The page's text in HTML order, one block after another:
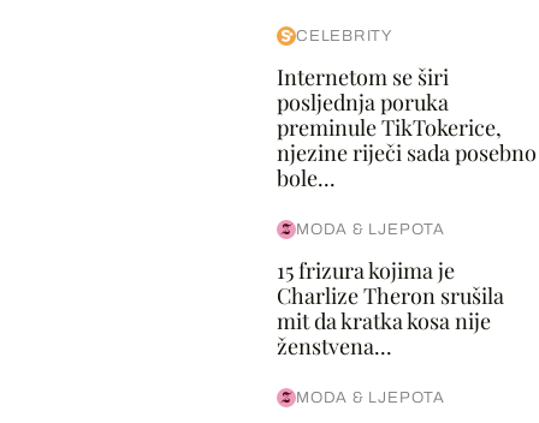
CELEBRITY
Internetom se širi
posljednja poruka
preminule TikTokerice,
njezine riječi sada posebno
bole...
MODA & LJEPOTA
15 frizura kojima je
Charlize Theron srušila
mit da kratka kosa nije
ženstvena...
MODA & LJEPOTA